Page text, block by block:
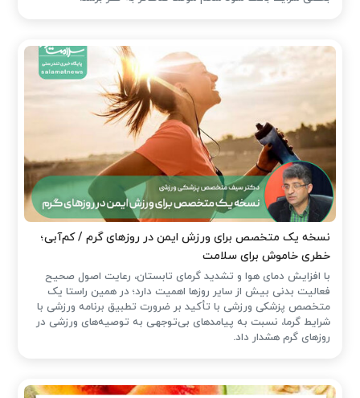
نسخه یک متخصص برای ورزش ایمن در روزهای گرم / کم‌آبی؛
خطری خاموش برای سلامت
با افزایش دمای هوا و تشدید گرمای تابستان، رعایت اصول صحیح
فعالیت بدنی بیش از سایر روزها اهمیت دارد؛ در همین راستا یک
متخصص پزشکی ورزشی با تأکید بر ضرورت تطبیق برنامه ورزشی با
شرایط گرما، نسبت به پیامدهای بی‌توجهی به توصیه‌های ورزشی در
روزهای گرم هشدار داد.